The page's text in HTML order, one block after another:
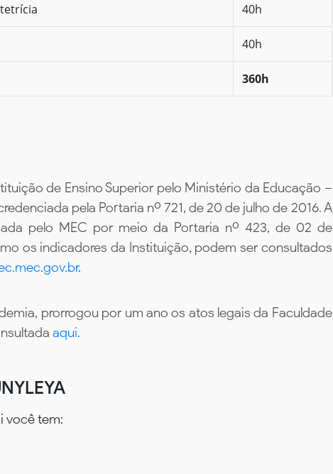
40h
40h
360h
de Ensino Superior pelo Ministério da Educação –
pela Portaria nº 721, de 20 de julho de 2016. A
pelo MEC por meio da Portaria nº 423, de 02 de
os indicadores da Instituição, podem ser consultados
.
prorrogou por um ano os atos legais da Faculdade
aqui.
você tem: